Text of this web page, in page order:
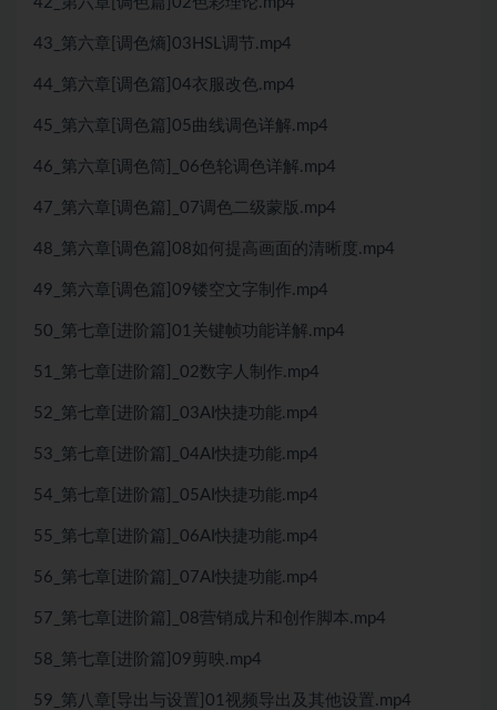
43_第六章[调色熵]03HSL调节.mp4
44_第六章[调色篇]04衣服改色.mp4
45_第六章[调色篇]05曲线调色详解.mp4
46_第六章[调色筒]_06色轮调色详解.mp4
47_第六章[调色篇]_07调色二级蒙版.mp4
48_第六章[调色篇]08如何提高画面的清晰度.mp4
49_第六章[调色篇]09镂空文字制作.mp4
50_第七章[进阶篇]01关键帧功能详解.mp4
51_第七章[进阶篇]_02数字人制作.mp4
52_第七章[进阶篇]_03AI快捷功能.mp4
53_第七章[进阶篇]_04AI快捷功能.mp4
54_第七章[进阶篇]_05AI快捷功能.mp4
55_第七章[进阶篇]_06AI快捷功能.mp4
56_第七章[进阶篇]_07AI快捷功能.mp4
57_第七章[进阶篇]_08营销成片和创作脚本.mp4
58_第七章[进阶篇]09剪映.mp4
59_第八章[导出与设置]01视频导出及其他设置.mp4